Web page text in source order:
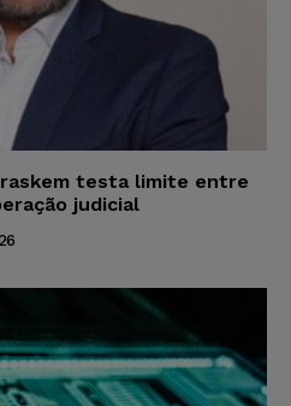
testa limite entre
judicial